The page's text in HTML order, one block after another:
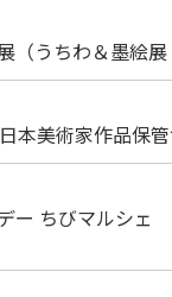
（うちわ＆墨絵展
本美術家作品保
ー ちびマルシェ